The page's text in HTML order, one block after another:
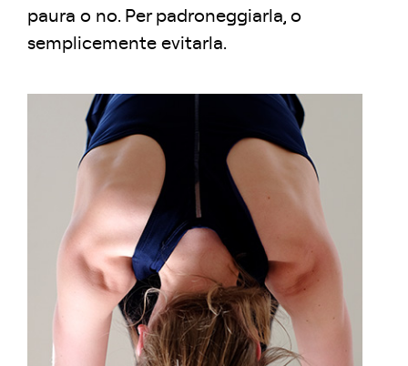
paura o no. Per padroneggiarla, o
semplicemente evitarla.